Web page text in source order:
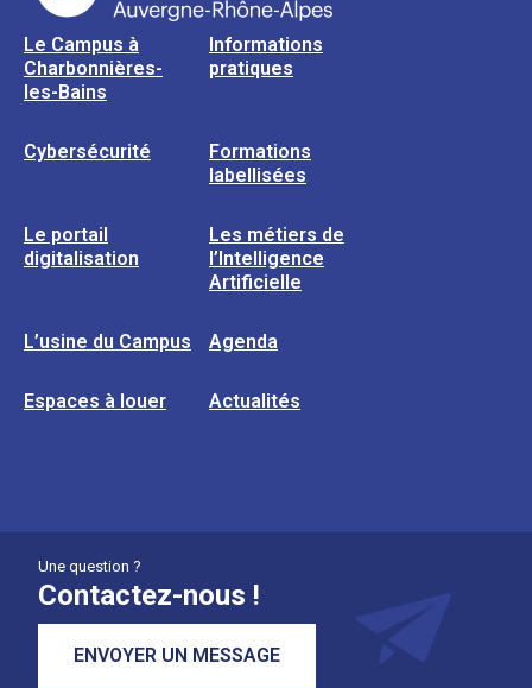
Le Campus à
Charbonnières-
les-Bains
Informations
pratiques
Cybersécurité
Formations
labellisées
Le portail
digitalisation
Les métiers de
l’Intelligence
Artificielle
L’usine du Campus Agenda
Espaces à louer Actualités
Une question ?
Contactez-nous !
ENVOYER UN MESSAGE